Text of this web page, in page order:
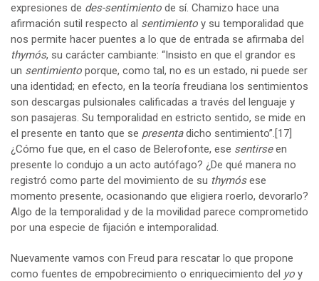
expresiones de des-sentimiento de sí. Chamizo hace una
afirmación sutil respecto al sentimiento y su temporalidad que
nos permite hacer puentes a lo que de entrada se afirmaba del
thymós, su carácter cambiante: “Insisto en que el grandor es
un sentimiento porque, como tal, no es un estado, ni puede ser
una identidad; en efecto, en la teoría freudiana los sentimientos
son descargas pulsionales calificadas a través del lenguaje y
son pasajeras. Su temporalidad en estricto sentido, se mide en
el presente en tanto que se presentadicho sentimiento”.[17]
¿Cómo fue que, en el caso de Belerofonte, ese sentirseen
presente lo condujo a un acto autófago? ¿De qué manera no
registró como parte del movimiento de su thymósese
momento presente, ocasionando que eligiera roerlo, devorarlo?
Algo de la temporalidad y de la movilidad parece comprometido
por una especie de fijación e intemporalidad.
Nuevamente vamos con Freud para rescatar lo que propone
como fuentes de empobrecimiento o enriquecimiento del yo y